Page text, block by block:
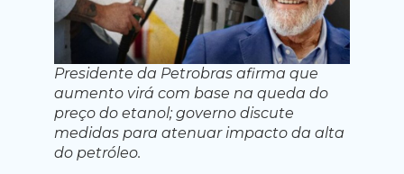
Presidente da Petrobras afirma que
aumento virá com base na queda do
preço do etanol; governo discute
medidas para atenuar impacto da alta
do petróleo.